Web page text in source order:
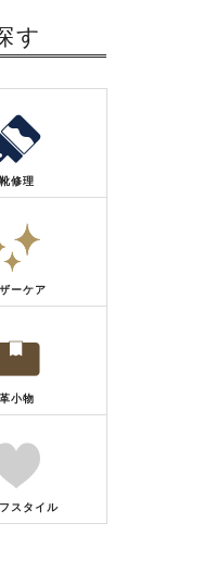
す
靴修理
ーケア
革小物
スタイル